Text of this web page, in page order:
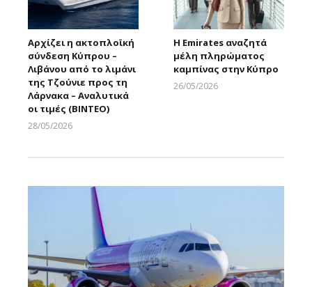
Αρχίζει η ακτοπλοϊκή
σύνδεση Κύπρου –
Λιβάνου από το λιμάνι
της Τζούνιε προς τη
Λάρνακα – Αναλυτικά
οι τιμές (ΒΙΝΤΕΟ)
28/05/2026
Η Emirates αναζητά
μέλη πληρώματος
καμπίνας στην Κύπρο
26/05/2026